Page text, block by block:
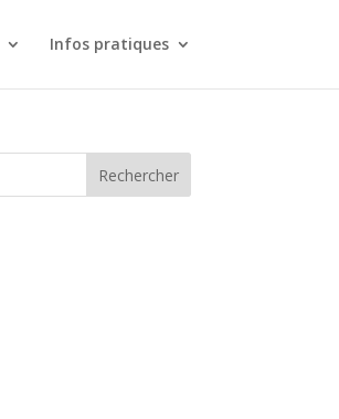
Infos pratiques
Rechercher